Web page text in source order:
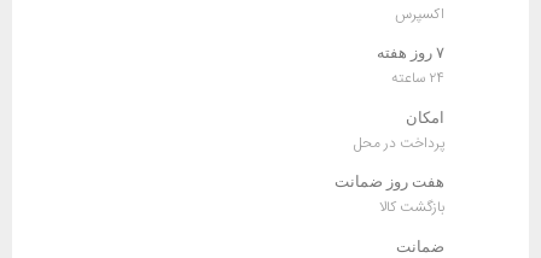
اکسپرس
۷ روز هفته
۲۴ ساعته
امکان
پرداخت در محل
هفت روز ضمانت
بازگشت کالا
ضمانت